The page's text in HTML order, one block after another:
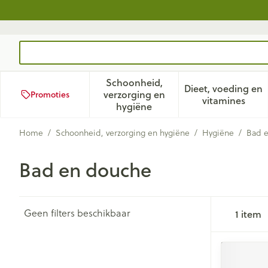
Promoties
Schoonheid,
verzorging en
hygiëneToon submenu voor
Dieet, voeding en
vitamines
Toon
Home / Schoonheid, verzorging en hygiëne / Hygiëne / Bad
Bad en douche
Geen filters beschikbaar 1 item